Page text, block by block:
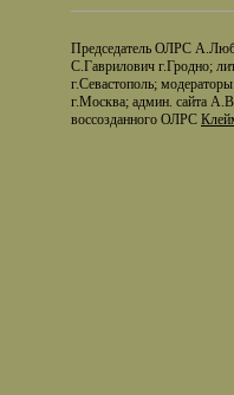
Председатель ОЛРС
С.Гаврилович г.Гродно;
г.Севастополь;
г.Москва; админ. сайта
воссозданного ОЛРС